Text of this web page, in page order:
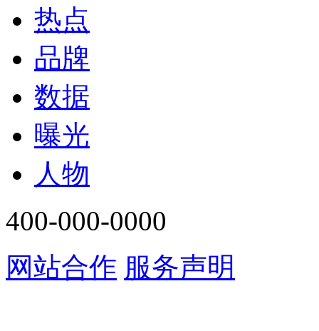
热点
品牌
数据
曝光
人物
400-000-0000
网站合作 服务声明